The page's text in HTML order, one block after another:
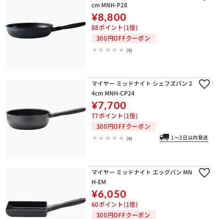
マイヤー ミッドナイト フライパン 28
cm MNH-P28
¥8,800
88ポイント(1倍)
300円OFFクーポン
マイヤー ミッドナイト シェフズパン 2
4cm MNH-CP24
¥7,700
77ポイント(1倍)
300円OFFクーポン
マイヤー ミッドナイト エッグパン MN
H-EM
¥6,050
60ポイント(1倍)